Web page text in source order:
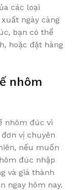
các loại
ngày càng
bạn có thể
hoặc đặt hàng
nhôm
nhôm đúc vì
vị chuyên
nếu muốn
đúc nhập
và giá thành
ngay hôm nay.